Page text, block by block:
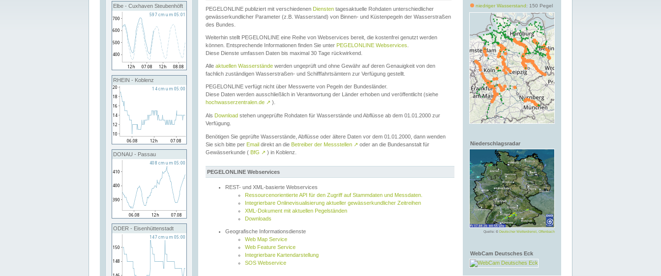
Elbe - Cuxhaven Steubenhöft
RHEIN - Koblenz
DONAU - Passau
ODER - Eisenhüttenstadt
niedriger Wasserstand: 150 Pegel
Niederschlagsradar
Quelle: © Deutscher Wetterdienst, Offenbach
WebCam Deutsches Eck
PEGELONLINE publiziert mit verschiedenen Diensten tagesaktuelle Rohdaten unterschiedlicher
gewässerkundlicher Parameter (z.B. Wasserstand) von Binnen- und Küstenpegeln der Wasserstraßen
des Bundes.
Weiterhin stellt PEGELONLINE eine Reihe von Webservices bereit, die kostenfrei genutzt werden
können. Entsprechende Informationen finden Sie unter PEGELONLINE Webservices
Diese Dienste umfassen Daten bis maximal 30 Tage rückwirkend.
Alle aktuellen Wasserstände werden ungeprüft und ohne Gewähr auf deren Genauigkeit von den
fachlich zuständigen Wasserstraßen- und Schifffahrtsämtern zur Verfügung gestellt.
PEGELONLINE verfügt nicht über Messwerte von Pegeln der Bundesländer.
Diese Daten werden ausschließlich in Verantwortung der Länder erhoben und veröffentlicht (siehe
hochwasserzentralen.de ↗ ).
Als Download stehen ungeprüfte Rohdaten für Wasserstände und Abflüsse ab dem 01.01.2000 zur
Verfügung.
Benötigen Sie geprüfte Wasserstände, Abflüsse oder ältere Daten vor dem 01.01.2000, dann wenden
Sie sich bitte per Email direkt an die Betreiber der Messstellen ↗ oder an die Bundesanstalt für
Gewässerkunde ( BfG ↗ ) in Koblenz.
PEGELONLINE Webservices
REST- und XML-basierte Webservices
Ressourcenorientierte API für den Zugriff auf Stammdaten und Messdaten.
Integrierbare Onlinevisualisierung aktueller gewässerkundlicher Zeitreihen
XML-Dokument mit aktuellen Pegelständen
Downloads
Geografische Informationsdienste
Web Map Service
Web Feature Service
Integrierbare Kartendarstellung
SOS Webservice